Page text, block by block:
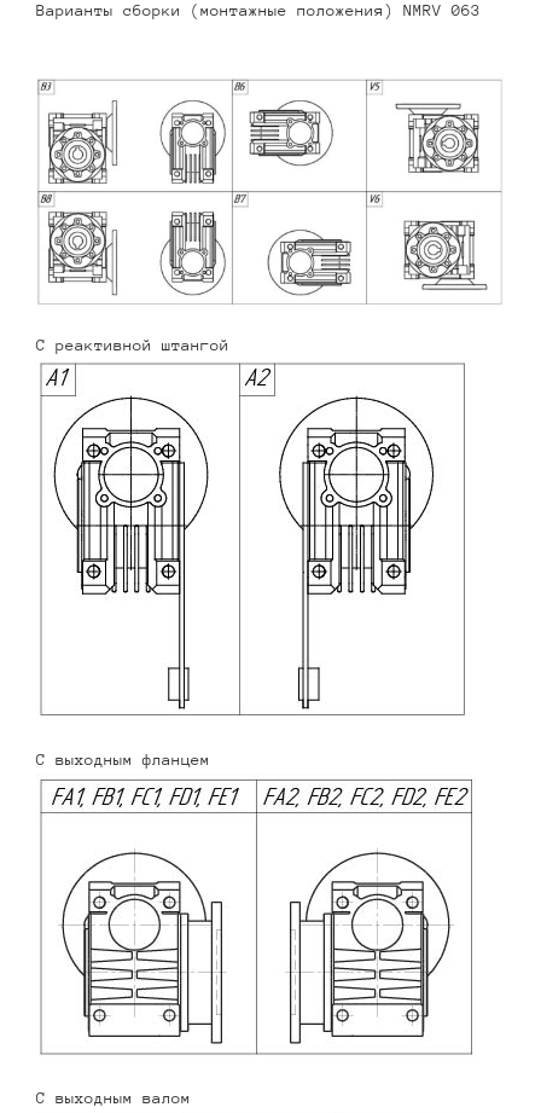
Варианты сборки (монтажные положения) NMRV 063
С реактивной штангой
С выходным фланцем
С выходным валом